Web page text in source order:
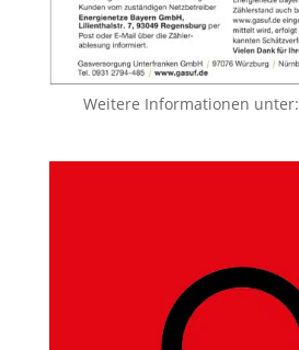
Weitere Informationen unter: